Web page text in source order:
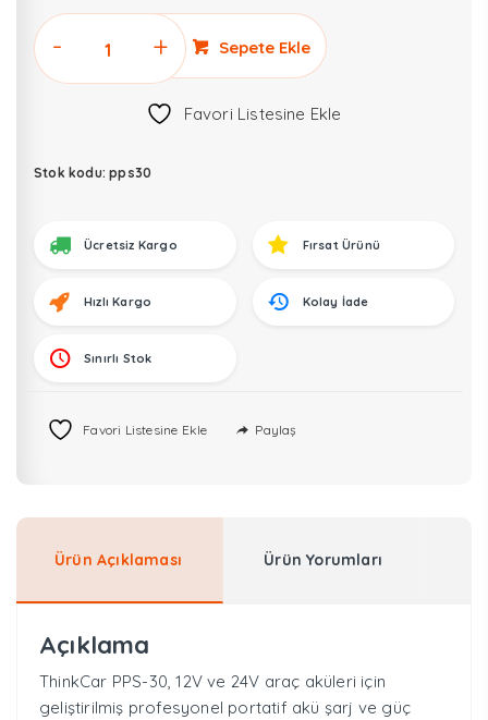
ThinkCar
Şarj
Destek
adet
Sepete Ekle
Favori Listesine Ekle
Stok kodu:pps30
Ücretsiz Kargo Fırsat Ürünü
Hızlı Kargo Kolay İade
Sınırlı Stok
Favori Listesine Ekle Paylaş
Ürün Açıklaması Ürün Yorumları
Açıklama
ThinkCar PPS-30, 12V ve 24V araç aküleri için
geliştirilmiş profesyonel portatif akü şarj ve güç